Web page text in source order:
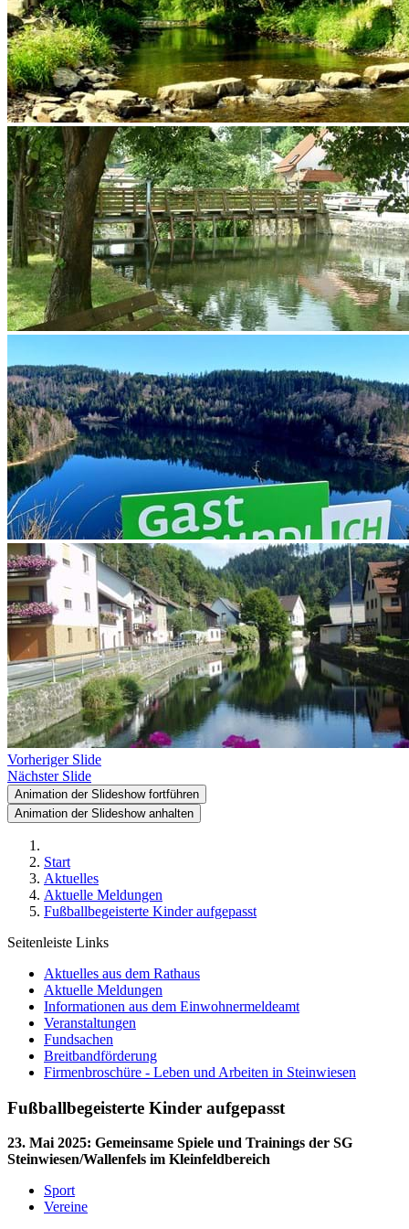
Vorheriger Slide
Nächster Slide
Animation der Slideshow fortführen
Animation der Slideshow anhalten
Start
Aktuelles
Aktuelle Meldungen
Fußballbegeisterte Kinder aufgepasst
Seitenleiste Links
Aktuelles aus dem Rathaus
Aktuelle Meldungen
Informationen aus dem Einwohnermeldeamt
Veranstaltungen
Fundsachen
Breitbandförderung
Firmenbroschüre - Leben und Arbeiten in Steinwiesen
Fußballbegeisterte Kinder aufgepasst
23. Mai 2025: Gemeinsame Spiele und Trainings der SG
Steinwiesen/Wallenfels im Kleinfeldbereich
Sport
Vereine